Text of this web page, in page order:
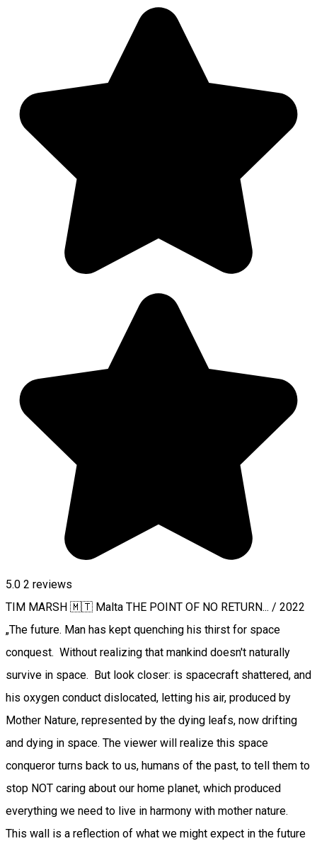
5.0 2 reviews
TIM MARSH 🇲🇹 Malta THE POINT OF NO RETURN... / 2022
„The future. Man has kept quenching his thirst for space
conquest. Without realizing that mankind doesn't naturally
survive in space. But look closer: is spacecraft shattered, and
his oxygen conduct dislocated, letting his air, produced by
Mother Nature, represented by the dying leafs, now drifting
and dying in space. The viewer will realize this space
conqueror turns back to us, humans of the past, to tell them to
stop NOT caring about our home planet, which produced
everything we need to live in harmony with mother nature.
This wall is a reflection of what we might expect in the future